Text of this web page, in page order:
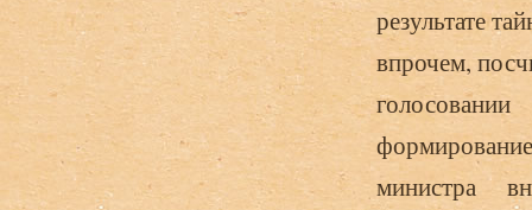
результате
впрочем,
голосовании
министра